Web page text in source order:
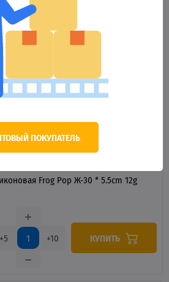
Frog Pop Ж-29 * 5.5cm 12g
Frog Pop Ж-30 * 5.5cm 12g
+5 +10 КУПИТЬ
ПОКУПАТЕЛЬ